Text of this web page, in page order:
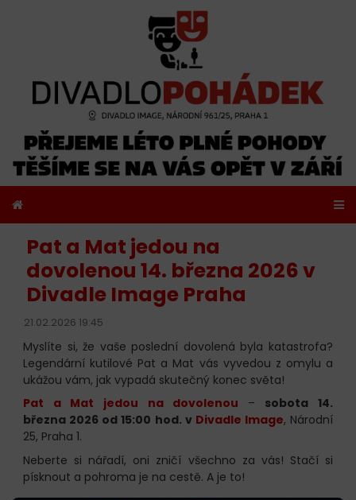
Pat a Mat jedou na
dovolenou 14. března 2026 v
Divadle Image Praha
21.02.2026 19:45
Myslíte si, že vaše poslední dovolená byla katastrofa?
Legendární kutilové Pat a Mat vás vyvedou z omylu a
ukážou vám, jak vypadá skutečný konec světa!
Pat a Mat jedou na dovolenou
– sobota 14.
března 2026 od 15:00 hod. v Divadle Image, Národní
25, Praha 1.
Neberte si nářadí, oni zničí všechno za vás! Stačí si
písknout a pohroma je na cestě. A je to!